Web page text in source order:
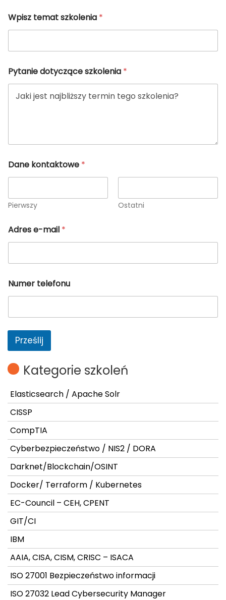
Wpisz temat szkolenia *
Pytanie dotyczące szkolenia *
Dane kontaktowe *
Pierwszy Ostatni
Adres e-mail *
Numer telefonu
Prześlij
Kategorie szkoleń
Elasticsearch / Apache Solr
CISSP
CompTIA
Cyberbezpieczeństwo / NIS2 / DORA
Darknet/Blockchain/OSINT
Docker/ Terraform / Kubernetes
EC-Council – CEH, CPENT
GIT/CI
IBM
AAIA, CISA, CISM, CRISC – ISACA
ISO 27001 Bezpieczeństwo informacji
ISO 27032 Lead Cybersecurity Manager